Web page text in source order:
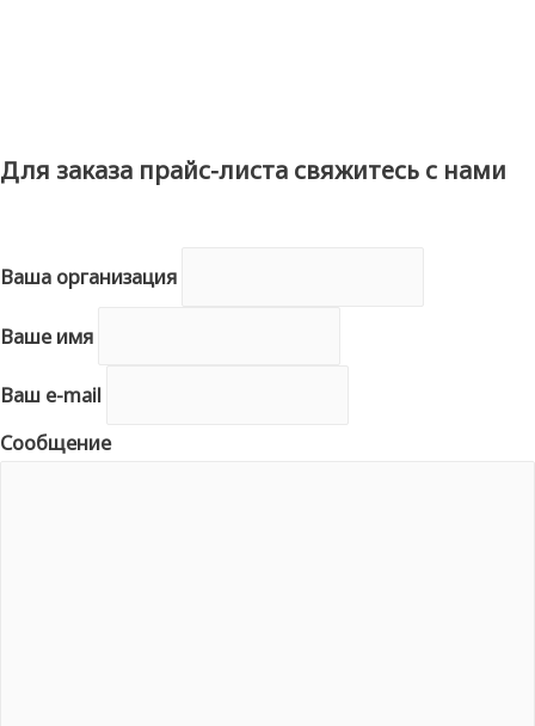
Для заказа прайс-листа свяжитесь с нами
Ваша организация
Ваше имя
Ваш e-mail
Сообщение